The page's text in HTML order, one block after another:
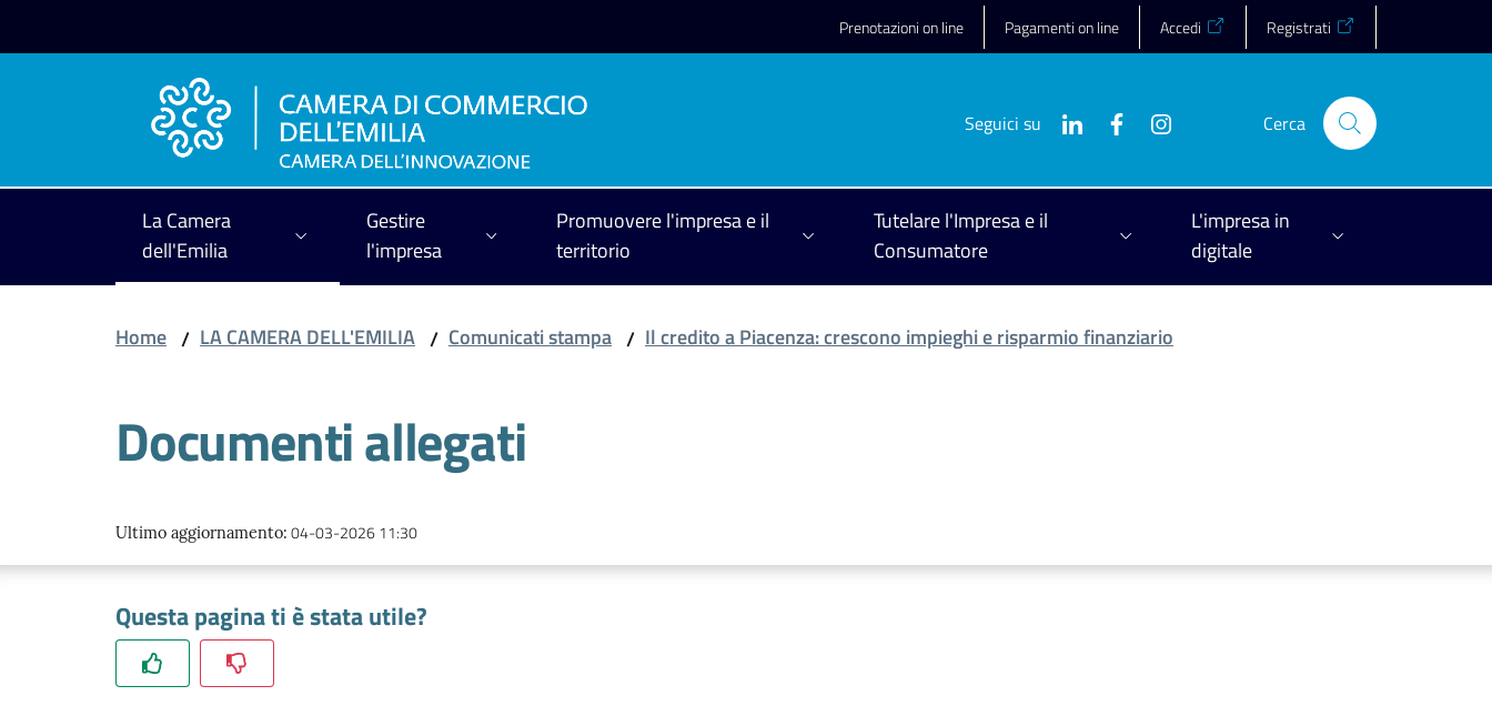
Prenotazioni on line Pagamenti on line Accedi Registrati
Seguici su Cerca
La Camera
dell'Emilia
Gestire
l'impresa
Promuovere l'impresa e il
territorio
Tutelare l'Impresa e il
Consumatore
L'impresa in
digitale
Home / LA CAMERA DELL'EMILIA / Comunicati stampa / Il credito a Piacenza: crescono impieghi e risparmio finanziario
Documenti allegati
Ultimo aggiornamento: 04-03-2026 11:30
Questa pagina ti è stata utile?